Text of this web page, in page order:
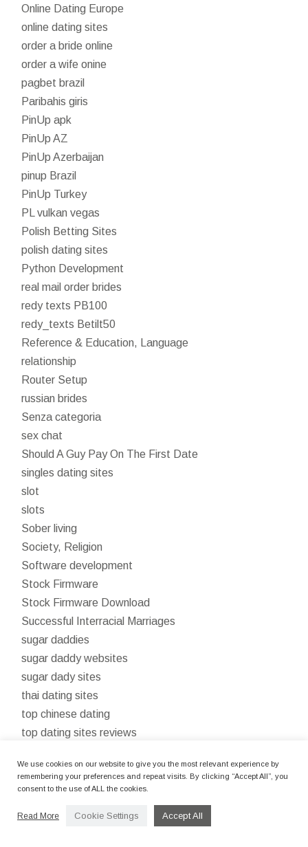
Online Dating Europe
online dating sites
order a bride online
order a wife onine
pagbet brazil
Paribahis giris
PinUp apk
PinUp AZ
PinUp Azerbaijan
pinup Brazil
PinUp Turkey
PL vulkan vegas
Polish Betting Sites
polish dating sites
Python Development
real mail order brides
redy texts PB100
redy_texts Betilt50
Reference & Education, Language
relationship
Router Setup
russian brides
Senza categoria
sex chat
Should A Guy Pay On The First Date
singles dating sites
slot
slots
Sober living
Society, Religion
Software development
Stock Firmware
Stock Firmware Download
Successful Interracial Marriages
sugar daddies
sugar daddy websites
sugar dady sites
thai dating sites
top chinese dating
top dating sites reviews
Uncategorized
Uncategorized1
Vulkan vegas casino opinie: oszustwo czy prawda?
We use cookies on our website to give you the most relevant experience by
remembering your preferences and repeat visits. By clicking “Accept All”, you
consent to the use of ALL the cookies.
Read More Cookie Settings Accept All